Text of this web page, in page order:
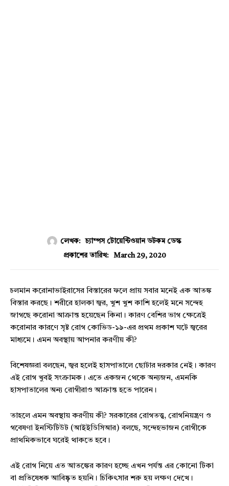
লেখক:
চ্যাম্পস টোয়েন্টিওয়ান ডটকম ডেস্ক
প্রকাশের তারিখ:
March 29, 2020
চলমান করোনাভাইরাসের বিস্তারের ফলে প্রায় সবার মনেই এক আতঙ্ক
বিস্তার করছে। শরীরে হালকা জ্বর, খুশ খুশ কাশি হলেই মনে সন্দেহ
জাগছে করোনা আক্রান্ত হয়েছেন কিনা। কারণ বেশির ভাগ ক্ষেত্রেই
করোনার কারণে সৃষ্ট রোগ কোভিড-১৯-এর প্রথম প্রকাশ ঘটে জ্বরের
মাধ্যমে। এমন অবস্থায় আপনার করণীয় কী?
বিশেষজ্ঞরা বলছেন, জ্বর হলেই হাসপাতালে ছোটার দরকার নেই। কারণ
এই রোগ খুবই সংক্রামক। এতে একজন থেকে অন্যজন, এমনকি
হাসপাতালের অন্য রোগীরাও আক্রান্ত হতে পারেন।
তাহলে এমন অবস্থায় করণীয় কী? সরকারের রোগতত্ত্ব, রোগনিয়ন্ত্রণ ও
গবেষণা ইনস্টিটিউট (আইইডিসিআর) বলছে, সন্দেহভাজন রোগীকে
প্রাথমিকভাবে ঘরেই থাকতে হবে।
এই রোগ নিয়ে এত আতঙ্কের কারণ হচ্ছে এখন পর্যন্ত এর কোনো টিকা
বা প্রতিষেধক আবিষ্কৃত হয়নি। চিকিৎসার শরু হয় লক্ষণ দেখে।